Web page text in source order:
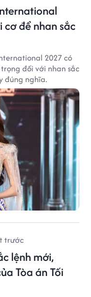
để nhan sắc
2027 có
đối với nhan sắc
đúng nghĩa.
trước
lệnh mới,
Tòa án Tối